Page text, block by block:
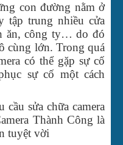
con đường nằm ở
tập trung nhiều cửa
ăn, công ty… do đó
cùng lớn. Trong quá
có thể gặp sự cố
sự cố một cách
sửa chữa camera
Thành Công là
tuyệt vời